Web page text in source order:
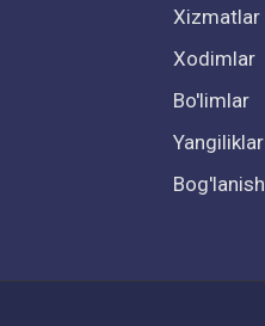
Xizmatlar
Xodimlar
Bo'limlar
Yangiliklar
Bog'lanish